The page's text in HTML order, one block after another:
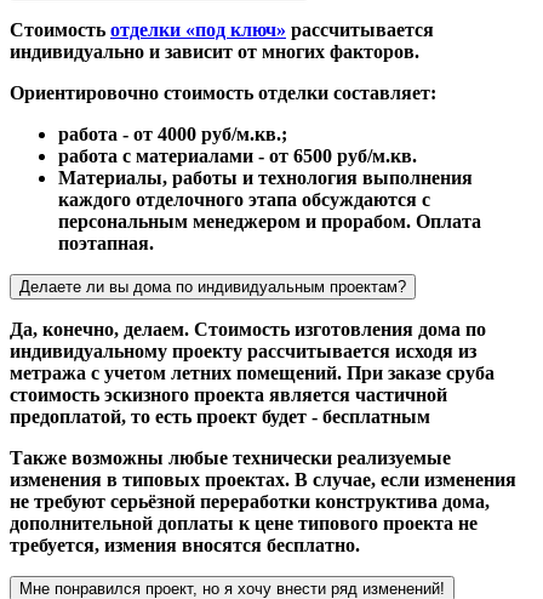
Стоимость отделки «под ключ» рассчитывается
индивидуально и зависит от многих факторов.
Ориентировочно стоимость отделки составляет:
работа - от 4000 руб/м.кв.;
работа с материалами - от 6500 руб/м.кв.
Материалы, работы и технология выполнения
каждого отделочного этапа обсуждаются с
персональным менеджером и прорабом. Оплата
поэтапная.
Делаете ли вы дома по индивидуальным проектам?
Да, конечно, делаем. Стоимость изготовления дома по
индивидуальному проекту рассчитывается исходя из
метража с учетом летних помещений. При заказе сруба
стоимость эскизного проекта является частичной
предоплатой, то есть проект будет - бесплатным
Также возможны любые технически реализуемые
изменения в типовых проектах. В случае, если изменения
не требуют серьёзной переработки конструктива дома,
дополнительной доплаты к цене типового проекта не
требуется, измения вносятся бесплатно.
Мне понравился проект, но я хочу внести ряд изменений!